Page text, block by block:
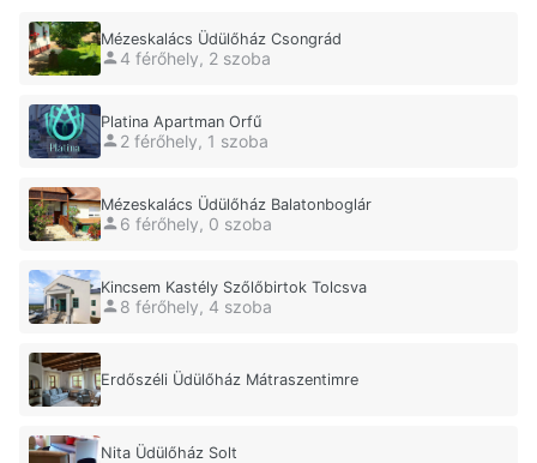
Mézeskalács Üdülőház Csongrád
4 férőhely, 2 szoba
Platina Apartman Orfű
2 férőhely, 1 szoba
Mézeskalács Üdülőház Balatonboglár
6 férőhely, 0 szoba
Kincsem Kastély Szőlőbirtok Tolcsva
8 férőhely, 4 szoba
Erdőszéli Üdülőház Mátraszentimre
Nita Üdülőház Solt